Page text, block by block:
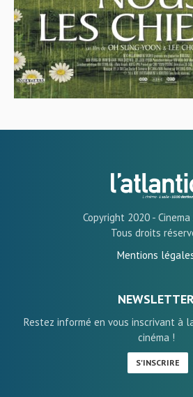
Copyright 2020 -
Tous droits
Mentions
Restez informé en vous inscrivant à
cinéma !
S'INSCRIRE